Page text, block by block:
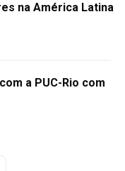
na América Latina
a PUC-Rio com